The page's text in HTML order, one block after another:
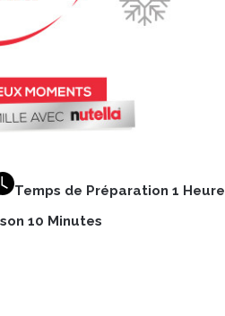
Temps de Préparation 1 Heure
10 Minutes